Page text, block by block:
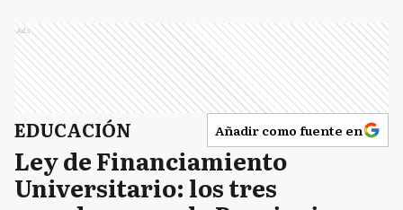
Ads
EDUCACIÓN Añadir como fuente en
Ley de Financiamiento
Universitario: los tres